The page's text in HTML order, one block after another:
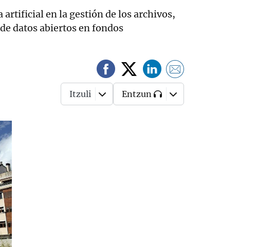
artificial en la gestión de los archivos,
datos abiertos en fondos
Itzuli Entzun